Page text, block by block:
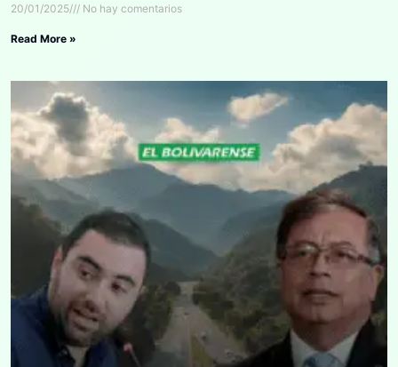
20/01/2025 No hay comentarios
Read More »